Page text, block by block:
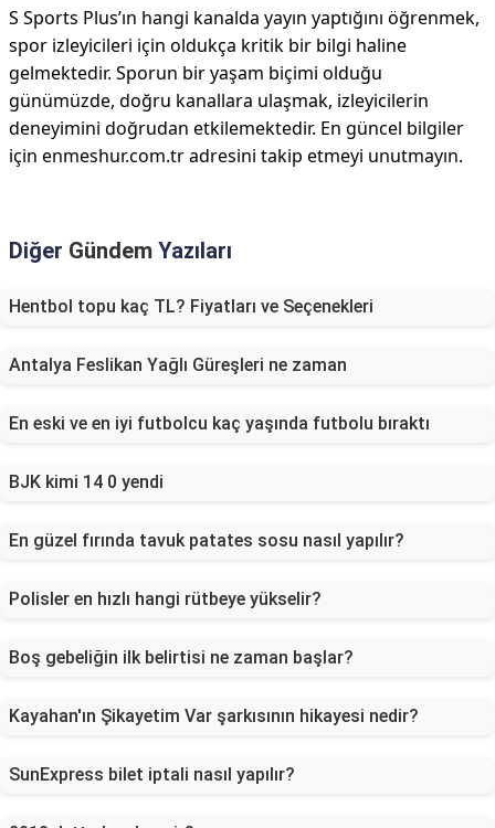
S Sports Plus’ın hangi kanalda yayın yaptığını öğrenmek,
spor izleyicileri için oldukça kritik bir bilgi haline
gelmektedir. Sporun bir yaşam biçimi olduğu
günümüzde, doğru kanallara ulaşmak, izleyicilerin
deneyimini doğrudan etkilemektedir. En güncel bilgiler
için enmeshur.com.tr adresini takip etmeyi unutmayın.
Diğer Gündem Yazıları
Hentbol topu kaç TL? Fiyatları ve Seçenekleri
Antalya Feslikan Yağlı Güreşleri ne zaman
En eski ve en iyi futbolcu kaç yaşında futbolu bıraktı
BJK kimi 14 0 yendi
En güzel fırında tavuk patates sosu nasıl yapılır?
Polisler en hızlı hangi rütbeye yükselir?
Boş gebeliğin ilk belirtisi ne zaman başlar?
Kayahan'ın Şikayetim Var şarkısının hikayesi nedir?
SunExpress bilet iptali nasıl yapılır?